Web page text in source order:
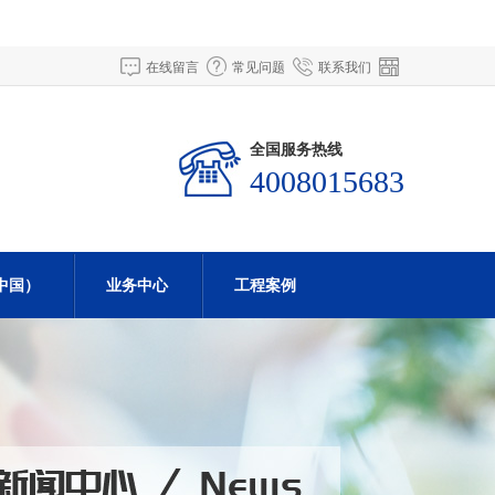
在线留言 常见问题 联系我们
全国服务热线
4008015683
） 业务中心 工程案例